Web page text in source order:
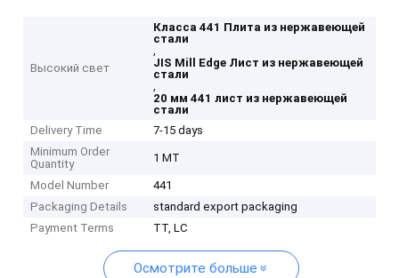
Высокий свет
Класса 441 Плита из нержавеющей
стали
,
JIS Mill Edge Лист из нержавеющей
стали
,
20 мм 441 лист из нержавеющей
стали
Delivery Time
7-15 days
Minimum Order
Quantity
1 MT
Model Number
441
Packaging Details
standard export packaging
Payment Terms
TT, LC
Осмотрите больше